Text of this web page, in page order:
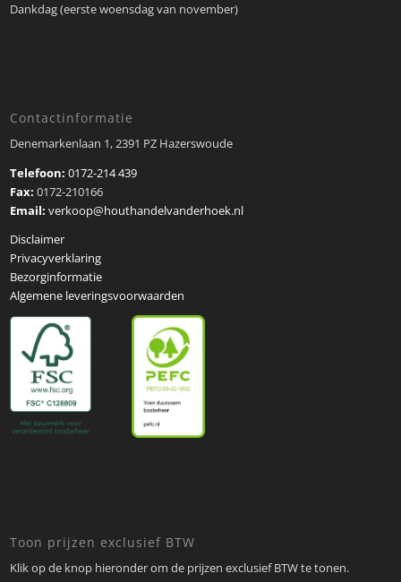
Dankdag (eerste woensdag van november)
Contactinformatie
Denemarkenlaan 1, 2391 PZ Hazerswoude
Telefoon:0172-214 439
Fax:0172-210166
Email: verkoop@houthandelvanderhoek.nl
Disclaimer
Privacyverklaring
Bezorginformatie
Algemene leveringsvoorwaarden
Toon prijzen exclusief BTW
Klik op de knop hieronder om de prijzen exclusief BTW te tonen.